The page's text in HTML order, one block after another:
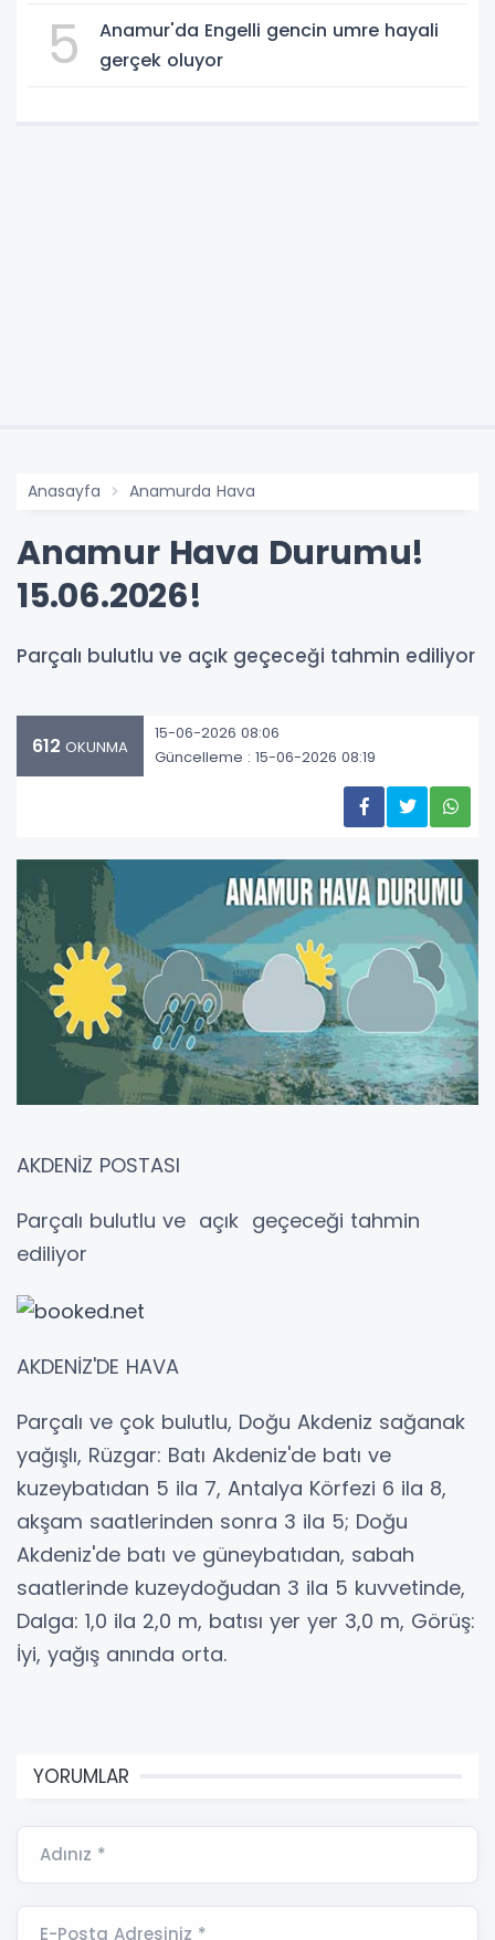
5
Anamur'da Engelli gencin umre hayali
gerçek oluyor
Anasayfa Anamurda Hava
Anamur Hava Durumu!
15.06.2026!
Parçalı bulutlu ve açık geçeceği tahmin ediliyor
612 OKUNMA
15-06-2026 08:06
Güncelleme : 15-06-2026 08:19
AKDENİZ POSTASI
Parçalı bulutlu ve açık geçeceği tahmin
ediliyor
AKDENİZ'DE HAVA
Parçalı ve çok bulutlu, Doğu Akdeniz sağanak
yağışlı, Rüzgar: Batı Akdeniz'de batı ve
kuzeybatıdan 5 ila 7, Antalya Körfezi 6 ila 8,
akşam saatlerinden sonra 3 ila 5; Doğu
Akdeniz'de batı ve güneybatıdan, sabah
saatlerinde kuzeydoğudan 3 ila 5 kuvvetinde,
Dalga: 1,0 ila 2,0 m, batısı yer yer 3,0 m, Görüş:
İyi, yağış anında orta.
YORUMLAR
Adınız *
E-Posta Adresiniz *